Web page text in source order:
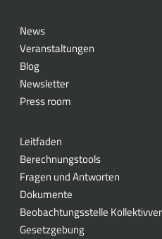
News
Veranstaltungen
Blog
Newsletter
Press room
Leitfaden
Berechnungstools
Fragen und Antworten
Dokumente
Beobachtungsstelle
Gesetzgebung